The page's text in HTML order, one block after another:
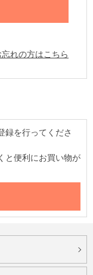
れの方はこちら
録を行ってくださ
と便利にお買い物が